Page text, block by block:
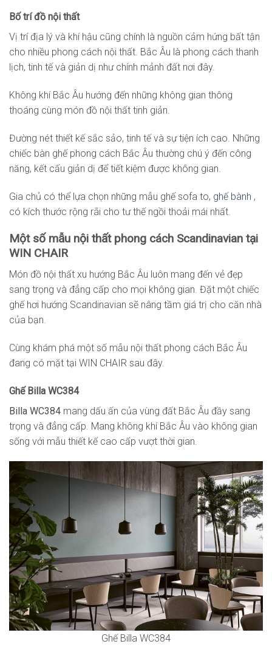
Bố trí đồ nội thất
Vị trí địa lý và khí hậu cũng chính là nguồn cảm hứng bất tận
cho nhiều phong cách nội thất. Bắc Âu là phong cách thanh
lịch, tinh tế và giản dị như chính mảnh đất nơi đây.
Không khí Bắc Âu hướng đến những không gian thông
thoáng cùng món đồ nội thất tinh giản.
Đường nét thiết kế sắc sảo, tinh tế và sự tiện ích cao. Những
chiếc bàn ghế phong cách Bắc Âu thường chú ý đến công
năng, kết cấu giản dị để tiết kiệm được không gian.
Gia chủ có thể lựa chọn những mẫu ghế sofa to, ghế bành ,
có kích thước rộng rãi cho tư thế ngồi thoải mái nhất.
Một số mẫu nội thất phong cách Scandinavian tại
WIN CHAIR
Món đồ nội thất xu hướng Bắc Âu luôn mang đến vẻ đẹp
sang trọng và đẳng cấp cho mọi không gian. Đặt một chiếc
ghế hơi hướng Scandinavian sẽ nâng tầm giá trị cho căn nhà
của bạn.
Cùng khám phá một số mẫu nội thất phong cách Bắc Âu
đang có mặt tại WIN CHAIR sau đây.
Ghế Billa WC384
Billa WC384 mang dấu ấn của vùng đất Bắc Âu đầy sang
trọng và đẳng cấp. Mang không khí Bắc Âu vào không gian
sống với mẫu thiết kế cao cấp vượt thời gian.
Ghế Billa WC384